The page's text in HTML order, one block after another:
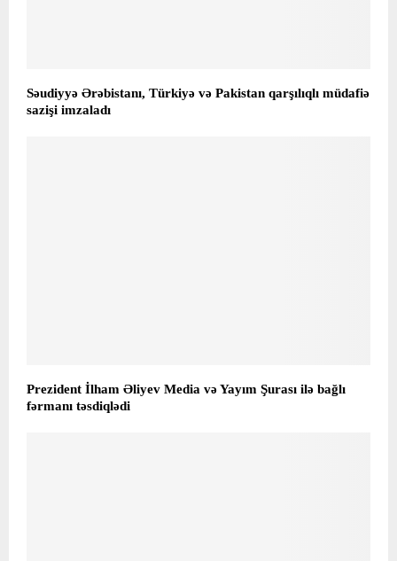
Səudiyyə Ərəbistanı, Türkiyə və Pakistan qarşılıqlı müdafiə
sazişi imzaladı
Prezident İlham Əliyev Media və Yayım Şurası ilə bağlı
fərmanı təsdiqlədi